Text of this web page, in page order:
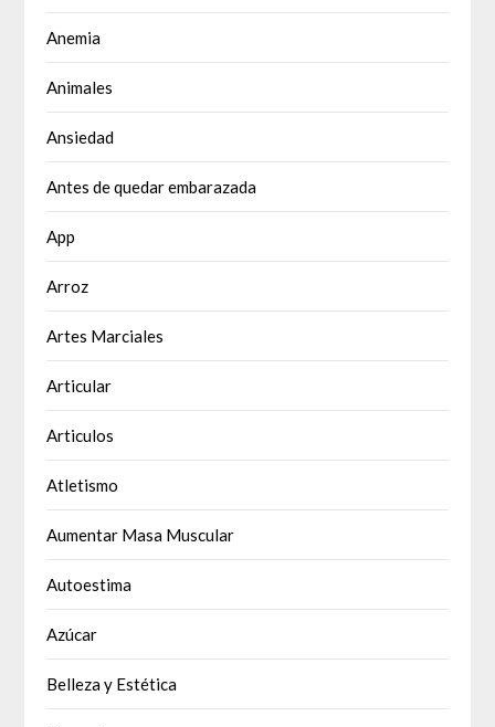
Anemia
Animales
Ansiedad
Antes de quedar embarazada
App
Arroz
Artes Marciales
Articular
Articulos
Atletismo
Aumentar Masa Muscular
Autoestima
Azúcar
Belleza y Estética